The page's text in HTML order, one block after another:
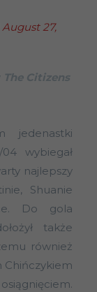
August 27,
The Citizens
jedenastki
wybiegał
najlepszy
Shuanie
Do gola
także
również
Chińczykiem